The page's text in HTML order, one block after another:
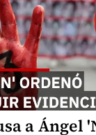
a Ángel